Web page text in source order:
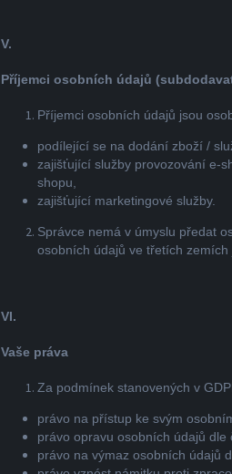
V.
Příjemci osobních údajů
Příjemci osobních údajů jsou
podílející se na dodání zboží /
zajišťující služby provozování e-
shopu,
zajišťující marketingové služby.
Správce nemá v úmyslu předat
osobních údajů ve třetích zemích
VI.
Vaše práva
Za podmínek stanovených v
právo na přístup ke svým
právo opravu osobních údajů dle
právo na výmaz osobních údajů